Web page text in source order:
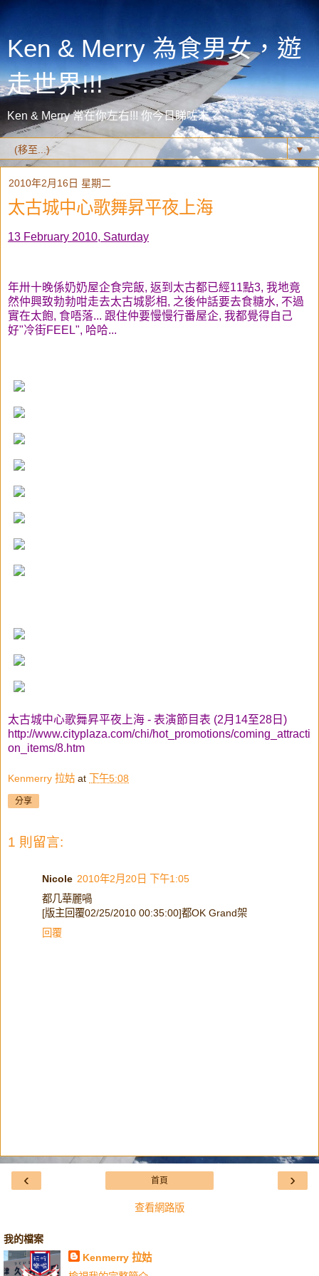
Ken & Merry 為食男女，遊
走世界!!!
Ken & Merry 常在你左右!!! 你今日睇咗未？
▼
2010年2月16日 星期二
太古城中心歌舞昇平夜上海
13 February 2010, Saturday
年卅十晚係奶奶屋企食完飯, 返到太古都已經11點3, 我地竟
然仲興致勃勃咁走去太古城影相, 之後仲話要去食糖水, 不過
實在太飽, 食唔落... 跟住仲要慢慢行番屋企, 我都覺得自己
好"冷街FEEL", 哈哈...
太古城中心歌舞昇平夜上海 - 表演節目表 (2月14至28日)
http://www.cityplaza.com/chi/hot_promotions/coming_attracti
on_items/8.htm
Kenmerry 拉姑 at 下午5:08
分享
1 則留言:
Nicole 2010年2月20日 下午1:05
都几華麗喎
[版主回覆02/25/2010 00:35:00]都OK Grand架
回覆
‹ ›
首頁
查看網路版
我的檔案
Kenmerry 拉姑